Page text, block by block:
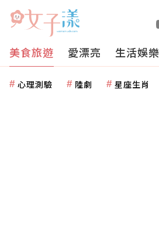
美食旅遊 愛漂亮 生活娛樂
心理測驗 陸劇 星座生肖